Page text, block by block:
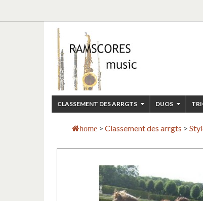
CLASSEMENT DES ARRGTS DUOS
home > Classement des arrgts >